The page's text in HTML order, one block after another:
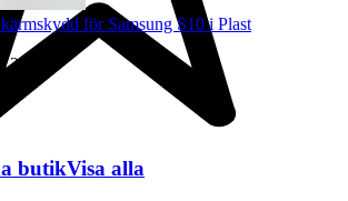
för Samsung S10 i Plast
23:58
butikVisa alla